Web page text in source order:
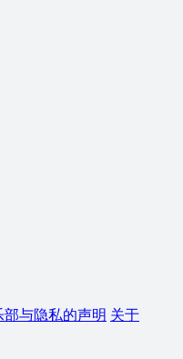
与隐私的声明 关于